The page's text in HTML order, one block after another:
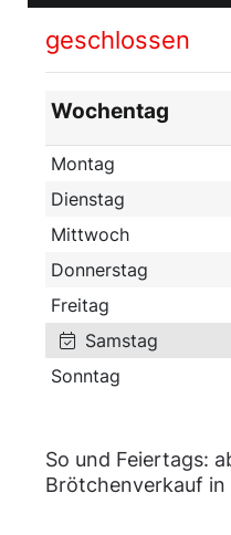
geschlossen
Wochentag
Montag
Dienstag
Mittwoch
Donnerstag
Freitag
Samstag
Sonntag
So und Feiertags:
Brötchenverkauf in